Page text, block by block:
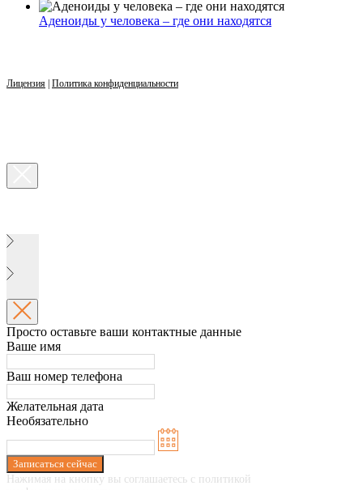
Аденоиды у человека – где они находятся
Лицензия Политика конфиденциальности
Просто оставьте ваши контактные данные
Ваше имя
Ваш номер телефона
Желательная дата
Необязательно
Записаться сейчас
Нажимая на кнопку вы соглашаетесь с политикой